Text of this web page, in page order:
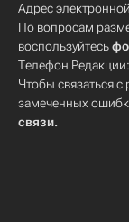
Адрес
По вопросам
воспользуйтесь
Телефон Редакции:
Чтобы связаться
замеченных
связи.